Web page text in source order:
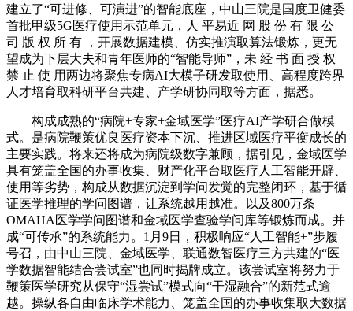
建立了“可进修、可演进”的智能底座，中山三院是国度卫健委
首批甲级5G医疗使用示范单元，人 平易近 网 股 份 有 限 公
司 版 权 所 有 ，开展数据建模、仿实推演取算法锻炼，更无
望成为下层大夫和青年医师的“智能导师”，未 经 书 面 授 权
禁 止 使 用两边将聚焦专病AI大模子研发取使用、高程度跨界
人才培育取科研平台共建、产学研协同取等方面，据悉。
构成成熟的“病院+专家+金域医学”医疗AI产学研合做模
式。是病院鞭策优良医疗资本下沉、推进区域医疗平衡成长的
主要实践。将来还将成为病院级数字兼顾，据引见，金域医学
具有笼盖全国的办事收集、财产化平台取医疗人工智能开辟、
使用等劣势，构成从数据沉淀到学问发觉的完整闭环，基于循
证医学推理的学问图谱，让系统越用越准。以及800万条
OMAHA医学学问图谱和金域医学查验学问库等锻炼而成。并
成“可传承”的系统能力。1月9日，积极响应“人工智能+”步履
号召，由中山三院、金域医学、联通数智医疗三方共建的“医
学数据智能结合尝试室”也同时揭牌成立。该尝试室将努力于
鞭策医学研究从保守“湿尝试”模式向“干湿融合”的新范式逾
越。操纵各自由临床学术能力、笼盖全国的办事收集取大数据